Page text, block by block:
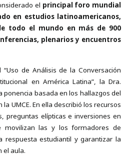
el principal foro mundial
en estudios latinoamericanos,
todo el mundo en más de 900
plenarios y encuentros
de Análisis de la Conversación
en América Latina”, la Dra.
basada en los hallazgos del
UMCE. En ella describió los recursos
preguntas elípticas e inversiones en
las y los formadores de
estudiantil y garantizar la
el aula.